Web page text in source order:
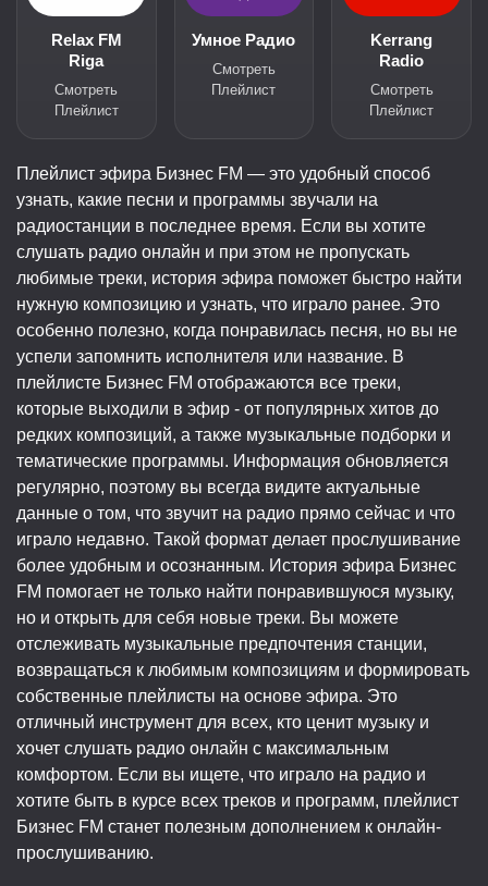
Relax FM
Riga
Смотреть
Плейлист
Умное Радио
Смотреть
Плейлист
Kerrang
Radio
Смотреть
Плейлист
Плейлист эфира Бизнес FM — это удобный способ
узнать, какие песни и программы звучали на
радиостанции в последнее время. Если вы хотите
слушать радио онлайн и при этом не пропускать
любимые треки, история эфира поможет быстро найти
нужную композицию и узнать, что играло ранее. Это
особенно полезно, когда понравилась песня, но вы не
успели запомнить исполнителя или название. В
плейлисте Бизнес FM отображаются все треки,
которые выходили в эфир - от популярных хитов до
редких композиций, а также музыкальные подборки и
тематические программы. Информация обновляется
регулярно, поэтому вы всегда видите актуальные
данные о том, что звучит на радио прямо сейчас и что
играло недавно. Такой формат делает прослушивание
более удобным и осознанным. История эфира Бизнес
FM помогает не только найти понравившуюся музыку,
но и открыть для себя новые треки. Вы можете
отслеживать музыкальные предпочтения станции,
возвращаться к любимым композициям и формировать
собственные плейлисты на основе эфира. Это
отличный инструмент для всех, кто ценит музыку и
хочет слушать радио онлайн с максимальным
комфортом. Если вы ищете, что играло на радио и
хотите быть в курсе всех треков и программ, плейлист
Бизнес FM станет полезным дополнением к онлайн-
прослушиванию.